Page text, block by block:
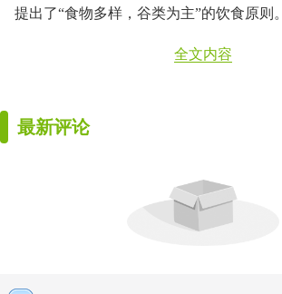
提出了“食物多样，谷类为主”的饮食原则。
全文内容
最新评论